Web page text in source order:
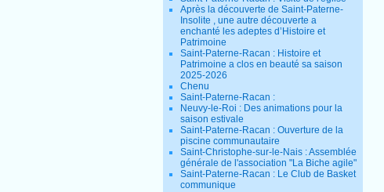
Après la découverte de Saint-Paterne-
Insolite , une autre découverte a
enchanté les adeptes d’Histoire et
Patrimoine
Saint-Paterne-Racan : Histoire et
Patrimoine a clos en beauté sa saison
2025-2026
Chenu
Saint-Paterne-Racan :
Neuvy-le-Roi : Des animations pour la
saison estivale
Saint-Paterne-Racan : Ouverture de la
piscine communautaire
Saint-Christophe-sur-le-Nais : Assemblée
générale de l'association "La Biche agile"
Saint-Paterne-Racan : Le Club de Basket
communique